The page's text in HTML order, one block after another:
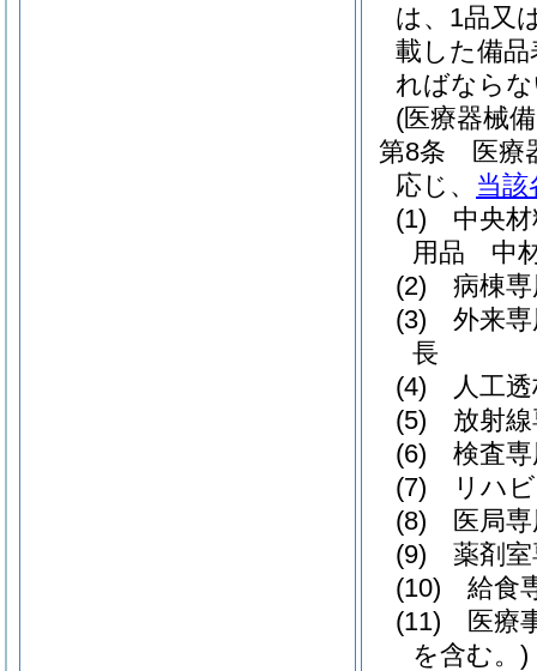
は、1品又
載した備
ればなら
(医療器械
第8条
医療
応じ、 当該
(1)
中央
用品 中
(2)
病棟
(3)
外来
長
(4)
人工
(5)
放射
(6)
検査
(7)
リハ
(8)
医局
(9)
薬剤
(10)
給食
(11)
医療
を含む。)